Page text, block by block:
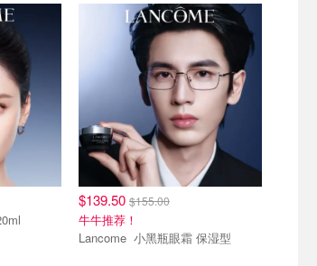
20ml
$139.50 $155.00
牛牛推荐！
Lancome 小黑瓶眼霜 保湿型